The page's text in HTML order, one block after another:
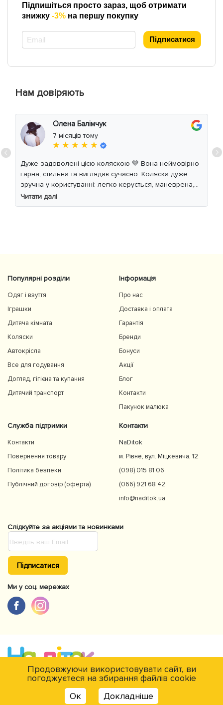
Підпишіться просто зараз, щоб отримати
знижку -3% на першу покупку
Підписатися
Нам довіряють
Олена Балімчук
7 місяців тому
★ ★ ★ ★ ★
Дуже задоволені цією коляскою 💛 Вона неймовірно
гарна, стильна та виглядає сучасно. Коляска дуже
зручна у користуванні: легко керується, маневрена,
м’який хід навіть по нерівній дорозі. Дитині
комфортно, просторе сидіння та великий капюшон
Читати далі
Популярні розділи
Одяг і взуття
Іграшки
Дитяча кімната
Коляски
Автокрісла
Все для годування
Догляд, гігієна та купання
Дитячий транспорт
Інформація
Про нас
Доставка і оплата
Гарантія
Бренди
Бонуси
Акції
Блог
Контакти
Пакунок малюка
Служба підтримки
Контакти
Повернення товару
Політика безпеки
Публічний договір (оферта)
Контакти
NaDitok
м. Рівне, вул. Міцкевича, 12
(098) 015 81 06
(066) 921 68 42
info@naditok.ua
Слідкуйте за акціями та новинками
Підписатися
Ми у соц. мережах
© NaDitok © 2012-2026Інтернет-магазин товарів для дітей Naditok. Всі
Є питання?
Продовжуючи використовувати сайт, ви
погоджуєтеся на збирання файлів cookie
Ок
Докладніше